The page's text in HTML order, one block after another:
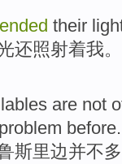
their
还照射着我。
are not
problem before.
斯里边并不多